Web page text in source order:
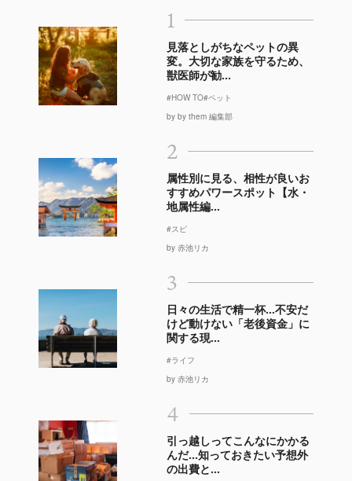
1
見落としがちなペットの異
変。大切な家族を守るため、
獣医師が勧...
#HOW TO#ペット
by by them 編集部
2
属性別に見る、相性が良いお
すすめパワースポット【水・
地属性編...
#スピ
by 赤池リカ
3
日々の生活で精一杯…不安だ
けど動けない「老後資金」に
関する現...
#ライフ
by 赤池リカ
4
引っ越しってこんなにかかる
んだ…知っておきたい予想外
の出費と...